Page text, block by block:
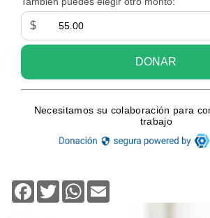
Facebook
TwitterWhatsApp